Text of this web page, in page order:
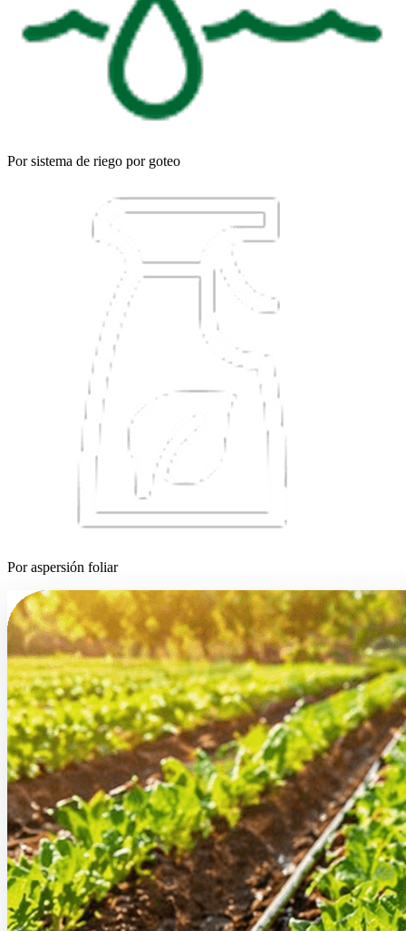
Por sistema de riego por goteo
Por aspersión foliar